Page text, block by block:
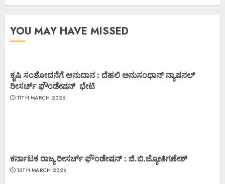
YOU MAY HAVE MISSED
ಕೃಷಿ ಸಂಶೋದನೆಗೆ ಅನುದಾನ : ದೆಹಲಿ ಅನುಸಂಧಾನ್ ನ್ಯಾಷನಲ್
ರೀಸರ್ಚ್ ಫೌಂಡೇಷನ್ ಭೇಟಿ
11TH MARCH 2026
ಕರ್ನಾಟಕ ರಾಜ್ಯ ರೀಸರ್ಚ್ ಫೌಂಡೇಷನ್ : ಜಿ.ಬಿ.ಜ್ಯೋತಿಗಣೇಶ್
10TH MARCH 2026